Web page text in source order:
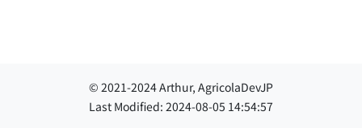
© 2021-2024Arthur, AgricolaDevJP
Last Modified: 2024-08-05 14:54:57